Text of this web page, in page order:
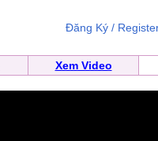
Đăng Ký /
Xem Video